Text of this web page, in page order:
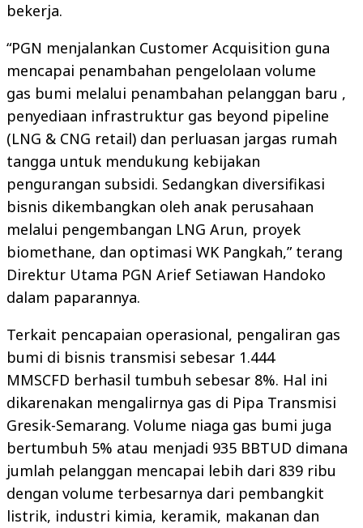
bekerja.
“PGN menjalankan Customer Acquisition guna
mencapai penambahan pengelolaan volume
gas bumi melalui penambahan pelanggan baru ,
penyediaan infrastruktur gas beyond pipeline
(LNG & CNG retail) dan perluasan jargas rumah
tangga untuk mendukung kebijakan
pengurangan subsidi. Sedangkan diversifikasi
bisnis dikembangkan oleh anak perusahaan
melalui pengembangan LNG Arun, proyek
biomethane, dan optimasi WK Pangkah,” terang
Direktur Utama PGN Arief Setiawan Handoko
dalam paparannya.
Terkait pencapaian operasional, pengaliran gas
bumi di bisnis transmisi sebesar 1.444
MMSCFD berhasil tumbuh sebesar 8%. Hal ini
dikarenakan mengalirnya gas di Pipa Transmisi
Gresik-Semarang. Volume niaga gas bumi juga
bertumbuh 5% atau menjadi 935 BBTUD dimana
jumlah pelanggan mencapai lebih dari 839 ribu
dengan volume terbesarnya dari pembangkit
listrik, industri kimia, keramik, makanan dan